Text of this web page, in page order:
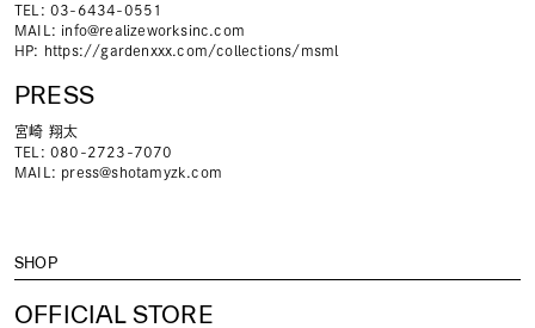
TEL: 03-6434-0551
MAIL: info@realizeworksinc.com
HP: https://gardenxxx.com/collections/msml
PRESS
宮崎 翔太
TEL: 080-2723-7070
MAIL: press@shotamyzk.com
SHOP
OFFICIAL STORE